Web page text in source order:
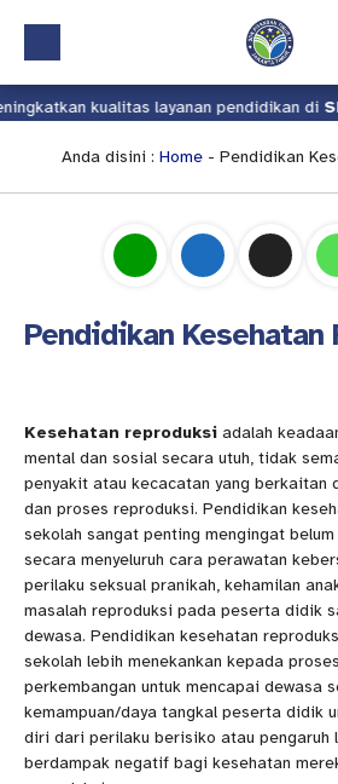
Beranda
Profil
Kalender Akademik
Download
UKS
Lapor
kualitas layanan pendidikan di
Anda disini : Home - Pendidikan
Pendidikan Kesehatan
Kesehatan reproduksi adalah
mental dan sosial secara utuh, tidak
penyakit atau kecacatan yang berkaitan
dan proses reproduksi. Pendidikan
sekolah sangat penting mengingat
secara menyeluruh cara perawatan
perilaku seksual pranikah, kehamilan
masalah reproduksi pada peserta didik
dewasa. Pendidikan kesehatan
sekolah lebih menekankan kepada
perkembangan untuk mencapai dewasa
kemampuan/daya tangkal peserta didik
diri dari perilaku berisiko atau pengaruh
berdampak negatif bagi kesehatan